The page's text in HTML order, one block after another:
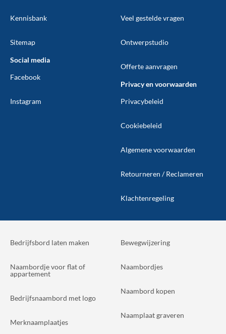
Kennisbank
Sitemap
Social media
Facebook
Instagram
Veel gestelde vragen
Ontwerpstudio
Offerte aanvragen
Privacy en voorwaarden
Privacybeleid
Cookiebeleid
Algemene voorwaarden
Retourneren / Reclameren
Klachtenregeling
Bedrijfsbord laten maken
Naambordje voor flat of
appartement
Bedrijfsnaambord met logo
Merknaamplaatjes
Bewegwijzering
Naambordjes
Naambord kopen
Naamplaat graveren